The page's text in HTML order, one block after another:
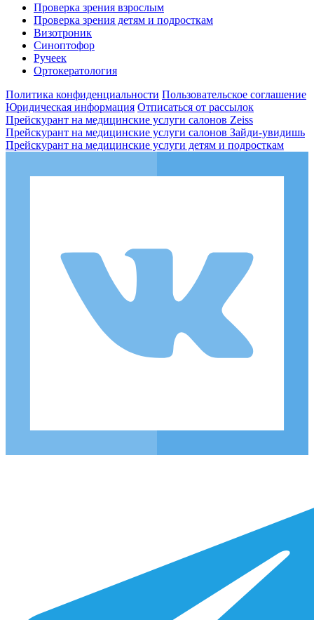
Проверка зрения взрослым
Проверка зрения детям и подросткам
Визотроник
Синоптофор
Ручеек
Ортокератология
Политика конфиденциальности Пользовательское соглашение
Юридическая информация Отписаться от рассылок
Прейскурант на медицинские услуги салонов Zeiss
Прейскурант на медицинские услуги салонов Зайди-увидишь
Прейскурант на медицинские услуги детям и подросткам